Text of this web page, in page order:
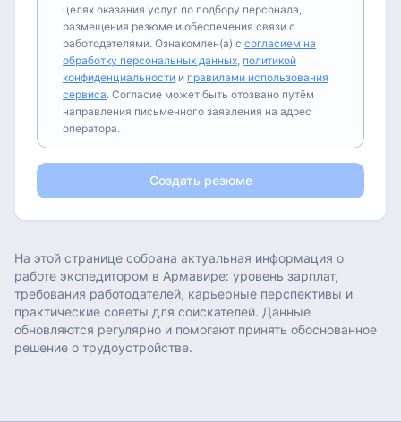
целях оказания услуг по подбору персонала,
размещения резюме и обеспечения связи с
работодателями. Ознакомлен(а) с согласием на
обработку персональных данных, политикой
конфиденциальности и правилами использования
сервиса. Согласие может быть отозвано путём
направления письменного заявления на адрес
оператора.
Создать резюме
На этой странице собрана актуальная информация о
работе экспедитором в Армавире: уровень зарплат,
требования работодателей, карьерные перспективы и
практические советы для соискателей. Данные
обновляются регулярно и помогают принять обоснованное
решение о трудоустройстве.